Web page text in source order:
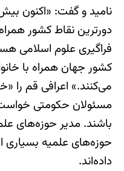
دورترین نقاط کشور
کشور جهان همراه با
می‌کنند.» اعرافی قم را
مسئولان حکومتی
باشند. مدیر حوزه‌های
حوزه‌های علمیه
داده‌اند.